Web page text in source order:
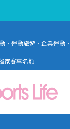
、運動旅遊、企業運動
家賽事名額